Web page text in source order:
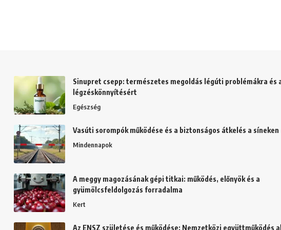
Sinupret csepp: természetes megoldás légúti problémákra és
légzéskönnyítésért
Egészség
Vasúti sorompók működése és a biztonságos átkelés a síneken
Mindennapok
A meggy magozásának gépi titkai: működés, előnyök és a
gyümölcsfeldolgozás forradalma
Kert
Az ENSZ születése és működése: Nemzetközi együttműködés